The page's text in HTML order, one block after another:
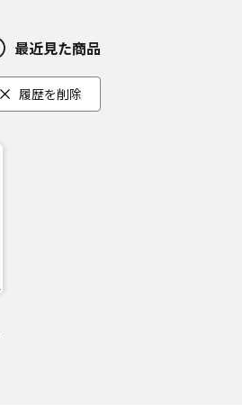
最近見た商品
履歴を削除